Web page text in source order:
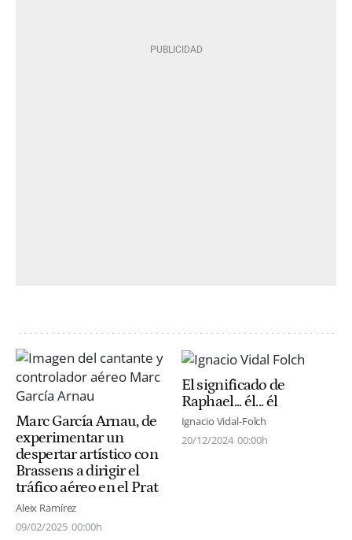
Marc García Arnau, de
experimentar un
despertar artístico con
Brassens a dirigir el
tráfico aéreo en el Prat
Aleix Ramírez
09/02/2025 00:00h
El significado de
Raphael... él... él
Ignacio Vidal-Folch
20/12/2024 00:00h